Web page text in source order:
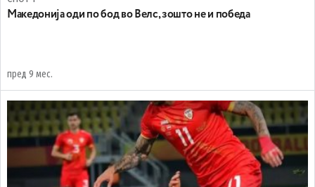
Maкедонија оди по бод во Велс, зошто не и победа
пред 9 мес.